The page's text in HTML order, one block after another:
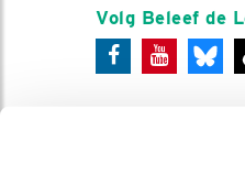
Volg Beleef de